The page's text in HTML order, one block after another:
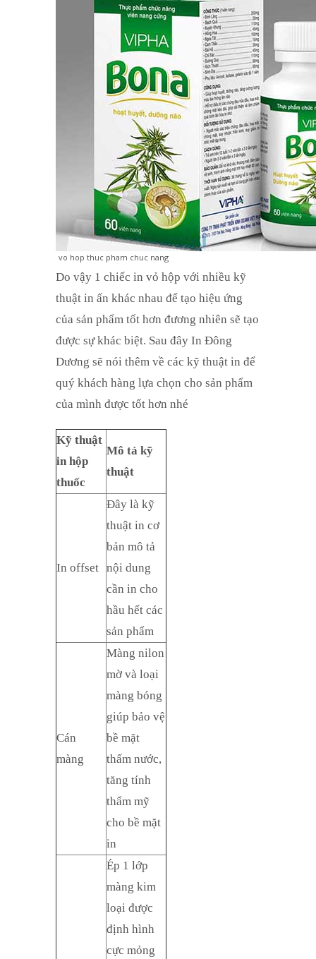
vo hop thuc pham chuc nang
Do vậy 1 chiếc in vỏ hộp với nhiều kỹ
thuật in ấn khác nhau để tạo hiệu ứng
của sản phẩm tốt hơn đương nhiên sẽ tạo
được sự khác biệt. Sau đây In Đông
Dương sẽ nói thêm về các kỹ thuật in để
quý khách hàng lựa chọn cho sản phẩm
của mình được tốt hơn nhé
Kỹ thuật
in hộp
thuốc
Mô tả kỹ
thuật
In offset
Đây là kỹ
thuật in cơ
bản mô tả
nội dung
cần in cho
hầu hết các
sản phẩm
Cán
màng
Màng nilon
mờ và loại
màng bóng
giúp bảo vệ
bề mặt
thấm nước,
tăng tính
thẩm mỹ
cho bề mặt
in
Ép 1 lớp
màng kim
loại được
định hình
cực mỏng